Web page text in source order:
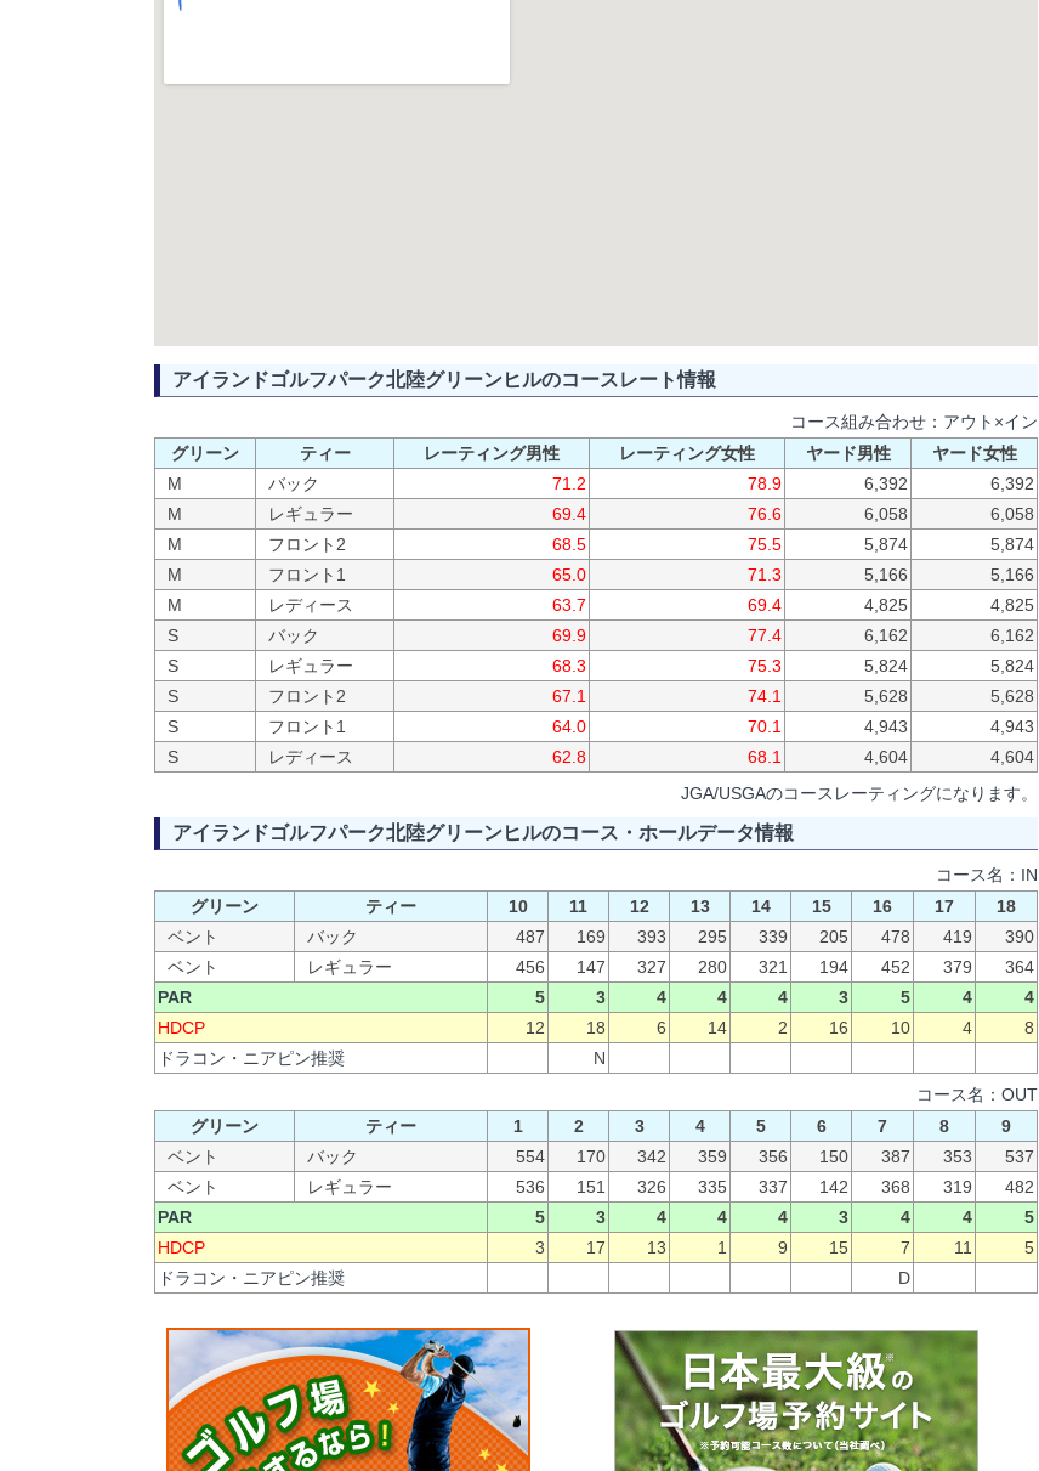
アイランドゴルフパーク北陸グリーンヒルのコースレート情報
コース組み合わせ：アウト×イン
グリーン
ティー レーティング男性 レーティング女性 ヤード男性
ヤード女性
M
バック 71.2 78.9 6,392
6,392
M
レギュラー 69.4 76.6 6,058
6,058
M
フロント2 68.5 75.5 5,874
5,874
M
フロント1 65.0 71.3 5,166
5,166
M
レディース 63.7 69.4 4,825
4,825
S
バック 69.9 77.4 6,162
6,162
S
レギュラー 68.3 75.3 5,824
5,824
S
フロント2 67.1 74.1 5,628
5,628
S
フロント1 64.0 70.1 4,943
4,943
S
レディース 62.8 68.1 4,604
4,604
JGA/USGAのコースレーティングになります。
アイランドゴルフパーク北陸グリーンヒルのコース・ホールデータ情報
コース名：IN
グリーン
ティー 10 11 12 13 14 15 16 17
18
ベント
バック 487 169 393 295 339 205 478 419
390
ベント
レギュラー 456 147 327 280 321 194 452 379
364
PAR
5 3 4 4 4 3 5 4
4
HDCP
12 18 6 14 2 16 10 4
8
ドラコン・ニアピン推奨
N
コース名：OUT
グリーン
ティー 1 2 3 4 5 6 7 8
9
ベント
バック 554 170 342 359 356 150 387 353
537
ベント
レギュラー 536 151 326 335 337 142 368 319
482
PAR
5 3 4 4 4 3 4 4
5
HDCP
3 17 13 1 9 15 7 11
5
ドラコン・ニアピン推奨
D